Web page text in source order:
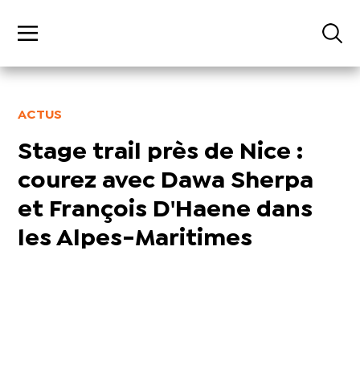
ACTUS
Stage trail près de Nice :
courez avec Dawa Sherpa
et François D'Haene dans
les Alpes-Maritimes